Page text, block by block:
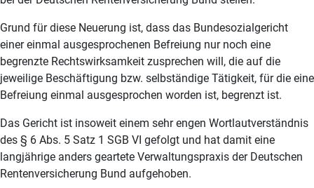
Grund für diese Neuerung ist, dass das Bundesozialgericht
einer einmal ausgesprochenen Befreiung nur noch eine
begrenzte Rechtswirksamkeit zusprechen will, die auf die
jeweilige Beschäftigung bzw. selbständige Tätigkeit, für die eine
Befreiung einmal ausgesprochen worden ist, begrenzt ist.
Das Gericht ist insoweit einem sehr engen Wortlautverständnis
des § 6 Abs. 5 Satz 1 SGB VI gefolgt und hat damit eine
langjährige anders geartete Verwaltungspraxis der Deutschen
Rentenversicherung Bund aufgehoben.